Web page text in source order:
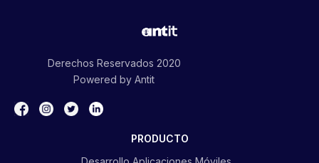
Derechos Reservados 2020
Powered by Antit
PRODUCTO